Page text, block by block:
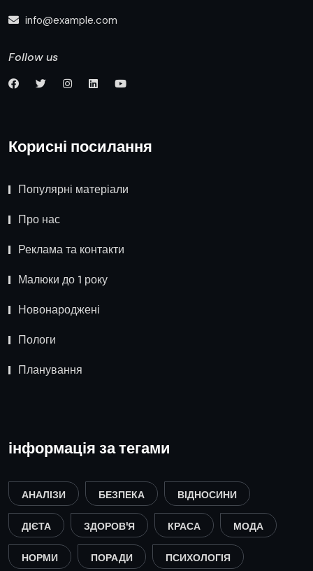
info@example.com
Follow us
Корисні посилання
Популярні матеріали
Про нас
Реклама та контакти
Малюки до 1 року
Новонароджені
Пологи
Планування
інформація за тегами
АНАЛІЗИ БЕЗПЕКА ВІДНОСИНИ
ДІЄТА ЗДОРОВ'Я КРАСА МОДА
НОРМИ ПОРАДИ ПСИХОЛОГІЯ